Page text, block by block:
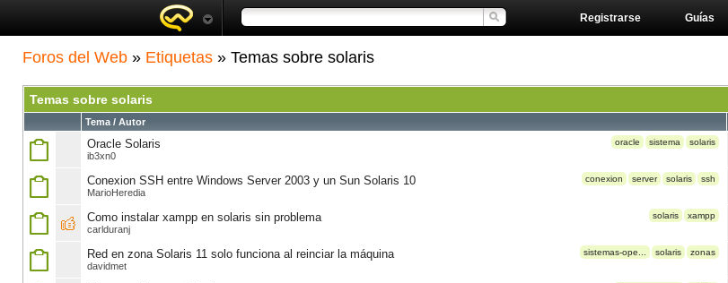
Guías
Registrarse
Foros del Web » Etiquetas » Temas sobre solaris
Temas sobre solaris
Tema / Autor
oracle sistema solaris
Oracle Solaris
ib3xn0
conexion server solaris ssh
Conexion SSH entre Windows Server 2003 y un Sun Solaris 10
MarioHeredia
solaris xampp
Como instalar xampp en solaris sin problema
carlduranj
sistemas-ope... solaris zonas
Red en zona Solaris 11 solo funciona al reinciar la máquina
davidmet